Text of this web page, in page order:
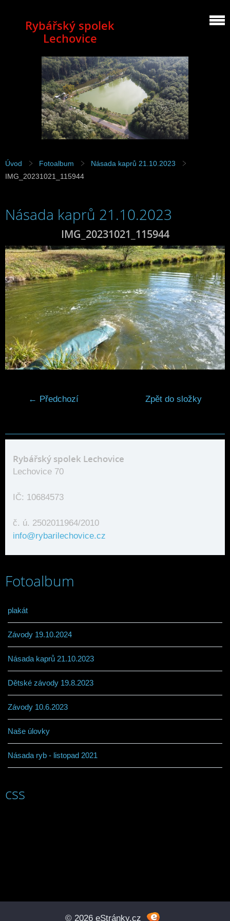
Rybářský spolek
Lechovice
Úvod Fotoalbum
Násada kaprů 21.10.2023
IMG_20231021_115944
Násada kaprů 21.10.2023
IMG_20231021_115944
← Předchozí Zpět do složky
Rybářský spolek Lechovice
Lechovice 70
IČ: 10684573
č. ú. 2502011964/2010
info@rybarilechovice.cz
Fotoalbum
plakát
Závody 19.10.2024
Násada kaprů 21.10.2023
Dětské závody 19.8.2023
Závody 10.6.2023
Naše úlovky
Násada ryb - listopad 2021
css
© 2026 eStránky.cz